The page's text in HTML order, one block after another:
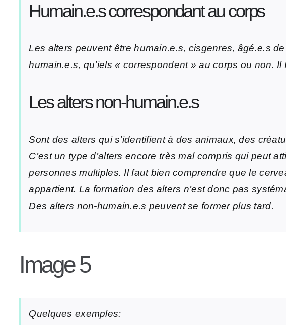
Humain.e.s correspondant au corps
Les alters peuvent être humain.e.s, cisgenres, âgé.e.s
humain.e.s, qu’iels « correspondent » au corps ou non.
Les alters non-humain.e.s
Sont des alters qui s’identifient à des animaux, des
C’est un type d’alters encore très mal compris qui peut
personnes multiples. Il faut bien comprendre que le
appartient. La formation des alters n’est donc pas
Des alters non-humain.e.s peuvent se former plus tard.
Image 5
Quelques exemples: